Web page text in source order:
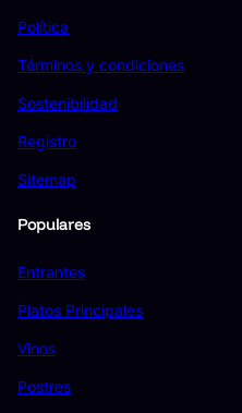
Política
Términos y condiciones
Sostenibilidad
Registro
Sitemap
Populares
Entrantes
Platos Principales
Vinos
Postres